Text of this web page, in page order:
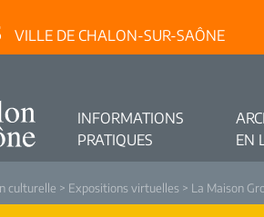
VILLE DE CHALON-SUR-SAÔNE
INFORMATIONS
PRATIQUES
EN
culturelle > Expositions virtuelles > La Maison